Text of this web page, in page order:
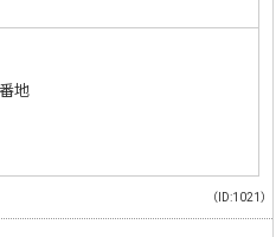
地
（ID:1021）